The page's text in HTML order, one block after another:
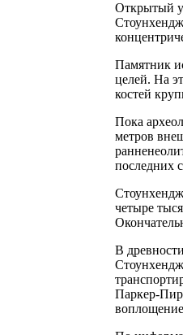
Открытый
Памятник
целей. На
костей
Пока
метров
последних
четыре
В
Паркер-